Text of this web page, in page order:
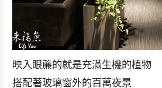
映入眼簾的就是充滿生機的植物
搭配著玻璃窗外的百萬夜景